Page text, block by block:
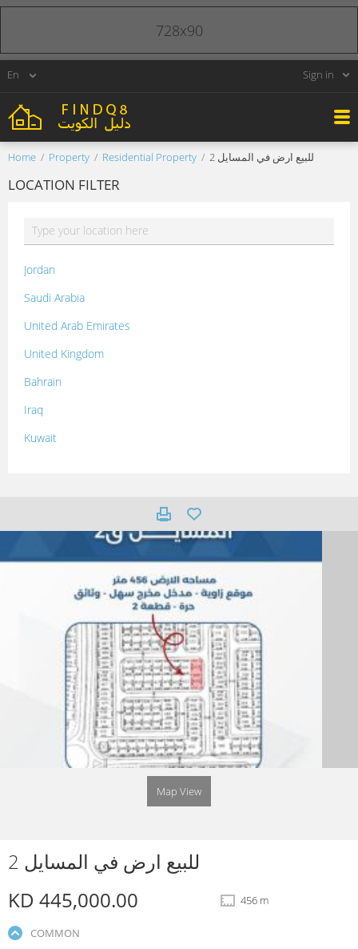
Sign in
Home Property Residential Property للبيع ارض في المسايل 2
LOCATION FILTER
Jordan
Saudi Arabia
United Arab Emirates
United Kingdom
Bahrain
Iraq
Kuwait
Map View
للبيع ارض في المسايل 2
KD 445,000.00
456 m
COMMON
728x90